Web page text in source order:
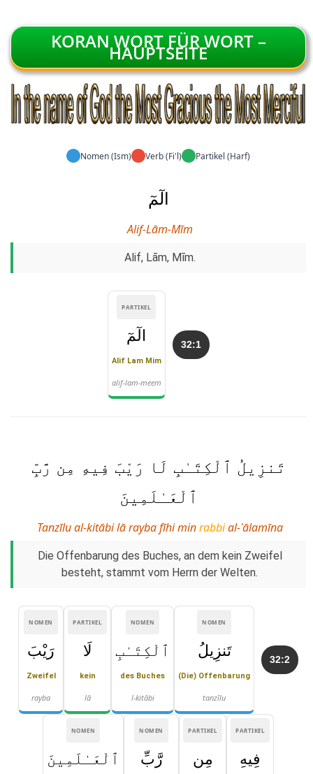
KORAN WORT FÜR WORT –
HAUPTSEITE
Nomen (Ism) Verb (Fi'l) Partikel (Harf)
الٓمٓ
Alif-Lām-Mīm
Alif, Lām, Mīm.
32:1
PARTIKEL
الٓمٓ
Alif Lam Mim
alif-lam-meem
تَنزِيلُ ٱلْكِتَـٰبِ لَا رَيْبَ فِيهِ مِن رَّبِّ
ٱلْعَـٰلَمِينَ
Tanzīlu al-kitābi lā rayba fīhi minrabbial-ʿālamīna
Die Offenbarung des Buches, an dem kein Zweifel
besteht, stammt vom Herrn der Welten.
32:2
NOMEN
تَنزِيلُ
(Die) Offenbarung
tanzīlu
NOMEN
ٱلْكِتَـٰبِ
des Buches
l-kitābi
PARTIKEL
لَا
kein
lā
NOMEN
رَيْبَ
Zweifel
rayba
PARTIKEL
فِيهِ
PARTIKEL
مِن
NOMEN
رَّبِّ
NOMEN
ٱلْعَـٰلَمِينَ